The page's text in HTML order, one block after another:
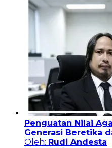
Penguatan Nilai
Generasi Beretika
Oleh: Rudi Andesta